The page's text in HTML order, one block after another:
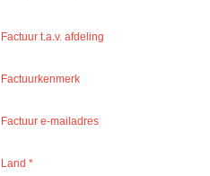
Factuur t.a.v. afdeling
Factuurkenmerk
Factuur e-mailadres
Land *